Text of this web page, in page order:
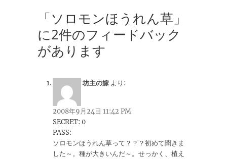
「ソロモンほうれん草」
に2件のフィードバック
があります
坊主の嫁 より:
2008年9月24日 11:42 PM
SECRET: 0
PASS:
ソロモンほうれん草って？？？初めて聞きま
した～。種が大きいんだ～。せっかく、植え